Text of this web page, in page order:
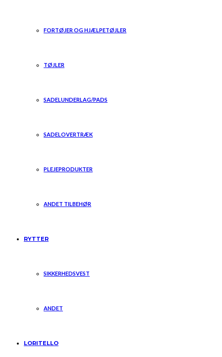
FORTØJER OG HJÆLPETØJLER
TØJLER
SADELUNDERLAG/PADS
SADELOVERTRÆK
PLEJEPRODUKTER
ANDET TILBEHØR
RYTTER
SIKKERHEDSVEST
ANDET
LORITELLO